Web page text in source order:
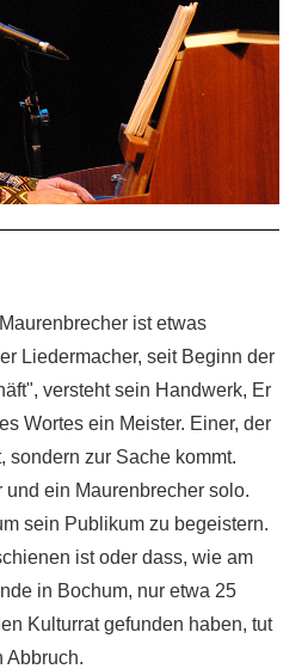
ist etwas
Liedermacher, seit Beginn der
versteht sein Handwerk, Er
Wortes ein Meister. Einer, der
sondern zur Sache kommt.
ein Maurenbrecher solo.
sein Publikum zu begeistern.
ist oder dass, wie am
in Bochum, nur etwa 25
Kulturrat gefunden haben, tut
Abbruch.